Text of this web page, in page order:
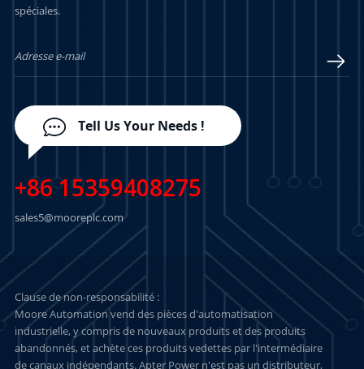
spéciales.
Tell Us Your Needs !
+86 15359408275
sales5@mooreplc.com
Clause de non-responsabilité :
Moore Automation vend des pièces d'automatisation
industrielle, y compris de nouveaux produits et des produits
abandonnés, et achète ces produits vedettes par l'intermédiaire
de canaux indépendants. Apter Power n'est pas un distributeur,